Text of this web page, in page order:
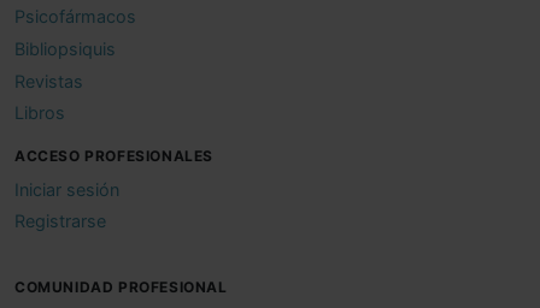
Psicofármacos
Bibliopsiquis
Revistas
Libros
ACCESO PROFESIONALES
Iniciar sesión
Registrarse
COMUNIDAD PROFESIONAL